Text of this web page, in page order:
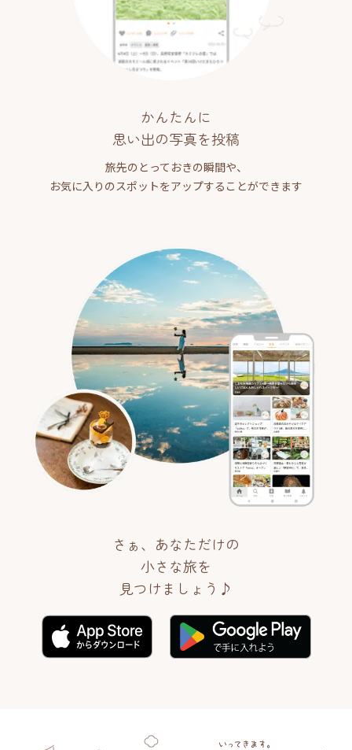
かんたんに
思い出の写真を投稿
旅先のとっておきの瞬間や、
お気に入りのスポットをアップすることができます
さぁ、あなただけの
小さな旅を
見つけましょう♪